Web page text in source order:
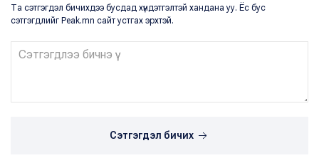
Та сэтгэгдэл бичихдээ бусдад хүндэтгэлтэй хандана уу. Ёс бус
сэтгэгдлийг Peak.mn сайт устгах эрхтэй.
Сэтгэгдэл бичих